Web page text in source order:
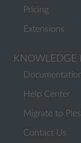
Pricing
Extensions
KNOWLEDGE
Help Center
Migrate to
Contact Us